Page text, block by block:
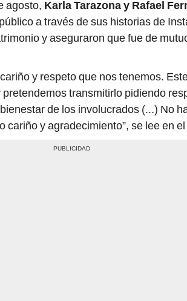
a través de sus historias de
y aseguraron que fue de
transmitirlo pidiendo
de los involucrados (...) No
cariño y agradecimiento”, se lee en